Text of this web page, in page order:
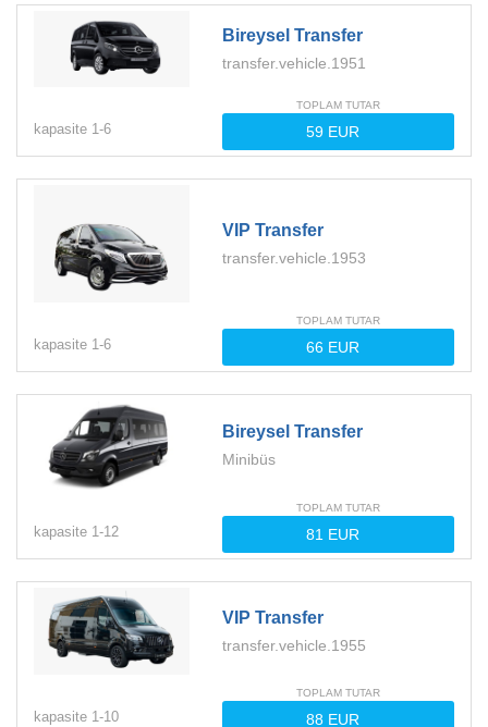
Bireysel Transfer
transfer.vehicle.1951
kapasite 1-6
TOPLAM TUTAR
VIP Transfer
transfer.vehicle.1953
kapasite 1-6
TOPLAM TUTAR
Bireysel Transfer
Minibüs
kapasite 1-12
TOPLAM TUTAR
VIP Transfer
transfer.vehicle.1955
kapasite 1-10
TOPLAM TUTAR